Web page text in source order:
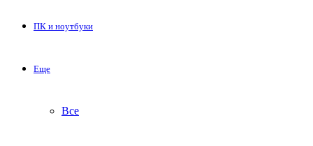
ПК и ноутбуки
Еще
Все